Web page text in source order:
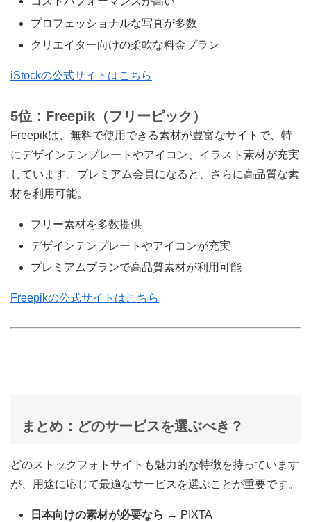
プロフェッショナルな写真が多数
クリエイター向けの柔軟な料金プラン
iStockの公式サイトはこちら
5位：Freepik（フリーピック）
Freepikは、無料で使用できる素材が豊富なサイトで、特
にデザインテンプレートやアイコン、イラスト素材が充実
しています。プレミアム会員になると、さらに高品質な素
材を利用可能。
フリー素材を多数提供
デザインテンプレートやアイコンが充実
プレミアムプランで高品質素材が利用可能
Freepikの公式サイトはこちら
まとめ：どのサービスを選ぶべき？
どのストックフォトサイトも魅力的な特徴を持っています
が、用途に応じて最適なサービスを選ぶことが重要です。
日本向けの素材が必要なら → PIXTA